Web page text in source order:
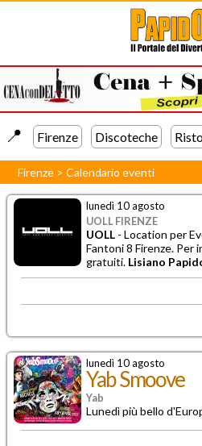
📍️ Firenze Discoteche
Firenze >Calendario eventi
lunedì 10 agosto
UOLL FIRENZE
UOLL - Location per
Fantoni 8 Firenze. Per
gratuiti. Lisiano
lunedì 10 agosto
Yab Smoove
Yab
Lunedì più bello